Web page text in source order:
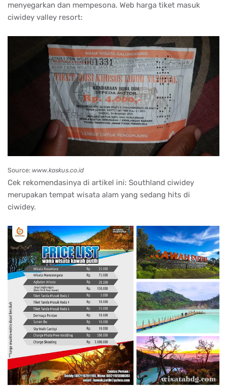
menyegarkan dan mempesona. Web harga tiket masuk
ciwidey valley resort:
Source: www.kaskus.co.id
Cek rekomendasinya di artikel ini: Southland ciwidey
merupakan tempat wisata alam yang sedang hits di
ciwidey.